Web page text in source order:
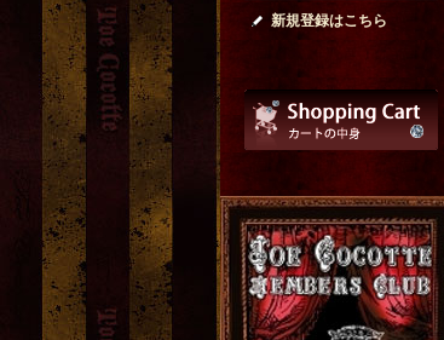
新規登録はこちら